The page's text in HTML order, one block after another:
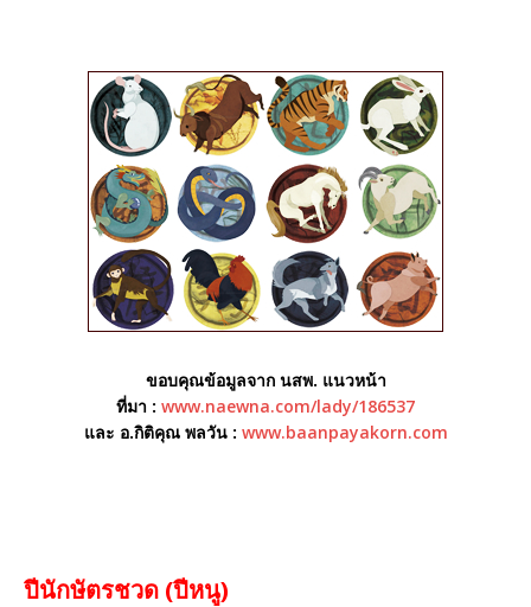
ขอบคุณข้อมูลจาก นสพ. แนวหน้า
ที่มา : www.naewna.com/lady/186537
และ อ.กิติคุณ พลวัน : www.baanpayakorn.com
ปีนักษัตรชวด (ปีหนู)